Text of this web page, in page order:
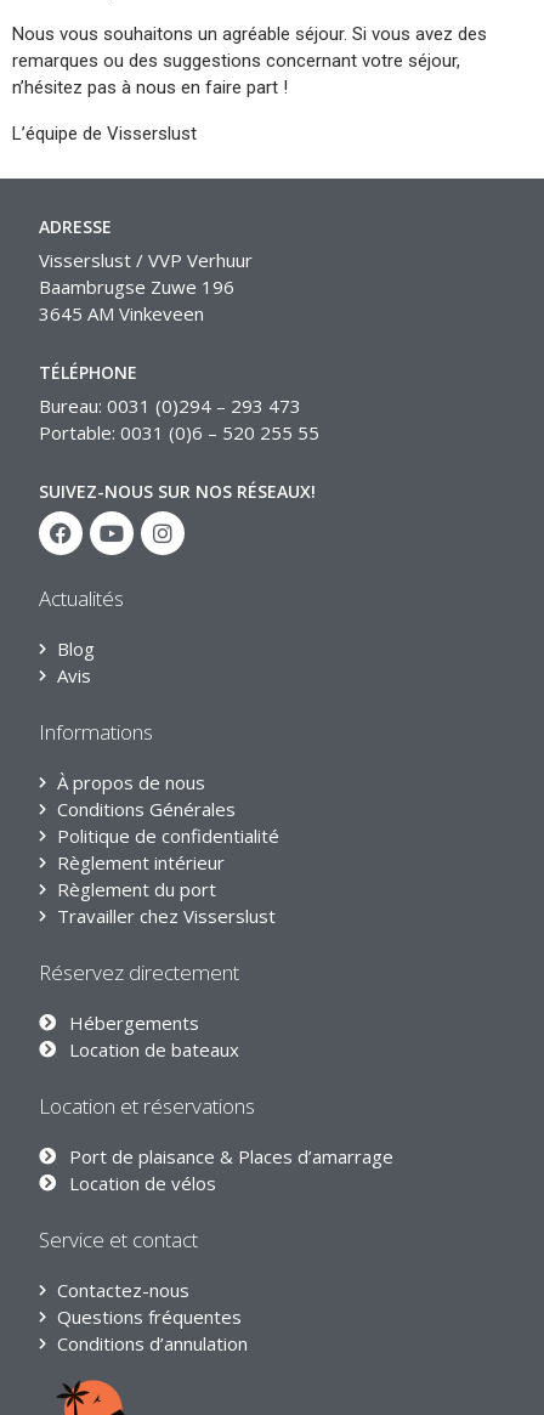
Nous vous souhaitons un agréable séjour. Si vous avez des
remarques ou des suggestions concernant votre séjour,
n’hésitez pas à nous en faire part !
L’équipe de Visserslust
ADRESSE
Visserslust / VVP Verhuur
Baambrugse Zuwe 196
3645 AM Vinkeveen
TÉLÉPHONE
Bureau: 0031 (0)294 – 293 473
Portable: 0031 (0)6 – 520 255 55
SUIVEZ-NOUS SUR NOS RÉSEAUX!
Actualités
Blog
Avis
Informations
À propos de nous
Conditions Générales
Politique de confidentialité
Règlement intérieur
Règlement du port
Travailler chez Visserslust
Réservez directement
Hébergements
Location de bateaux
Location et réservations
Port de plaisance & Places d’amarrage
Location de vélos
Service et contact
Contactez-nous
Questions fréquentes
Conditions d’annulation